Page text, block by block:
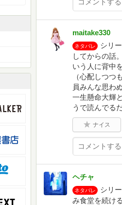
maitake330
ネタバレ
シリ
してからの話
いう人に背中
（心配しつつ
員みんな思わ
一生懸命大輝
うで読んでる
ナイス
ヘチャ
ネタバレ
シリ
み食堂を続け